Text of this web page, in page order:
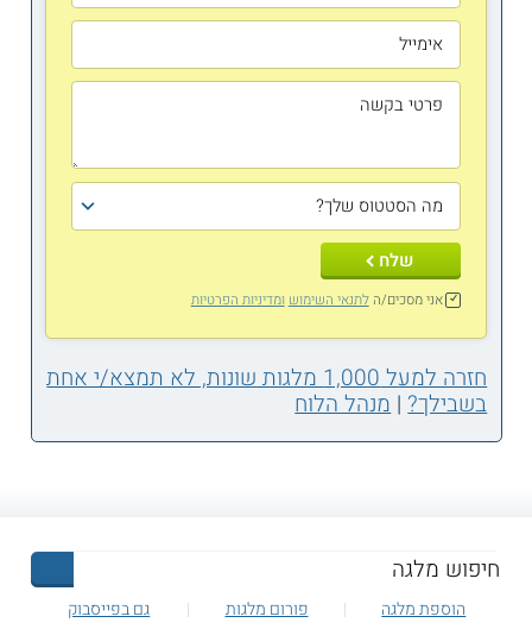
שלח
אני מסכים/הלתנאי השימוש ומדיניות הפרטיות
חזרה למעל 1,000 מלגות שונות, לא תמצא/י אחת
בשבילך?|מנהל הלוח
הוספת מלגה פורום מלגות גם בפייסבוק